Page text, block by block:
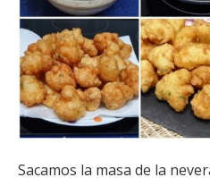
Sacamos la masa de la